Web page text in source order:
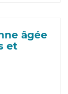
âgée
et